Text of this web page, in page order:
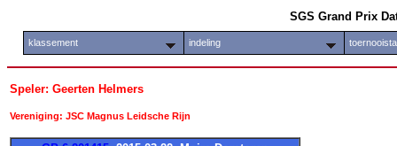
SGS Grand Prix
klassement indeling
Speler: Geerten Helmers
Vereniging: JSC Magnus Leidsche Rijn